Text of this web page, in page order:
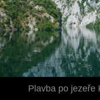
Plavba po jezeře